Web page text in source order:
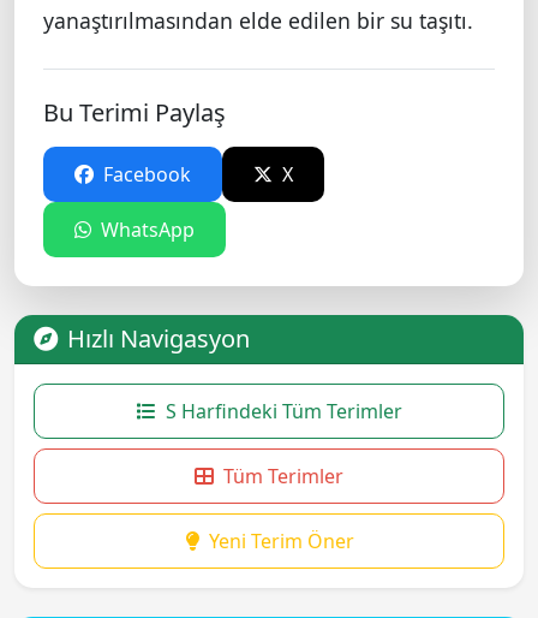
yanaştırılmasından elde edilen bir su taşıtı.
Bu Terimi Paylaş
Facebook X
WhatsApp
Hızlı Navigasyon
S Harfindeki Tüm Terimler
Tüm Terimler
Yeni Terim Öner